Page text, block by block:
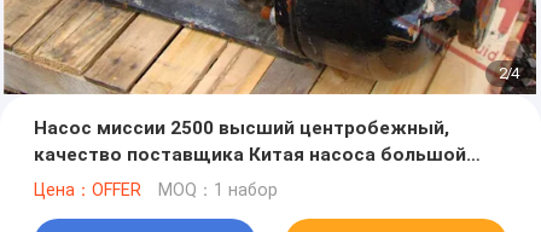
2/4
Насос миссии 2500 высший центробежный,
качество поставщика Китая насоса большой
винной бутылки хорошее, трудный утюг,
Цена：OFFER MOQ：1 набор